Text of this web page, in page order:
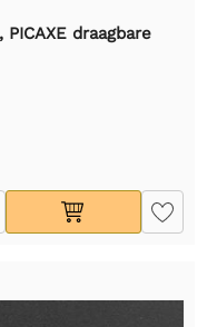
draagbare